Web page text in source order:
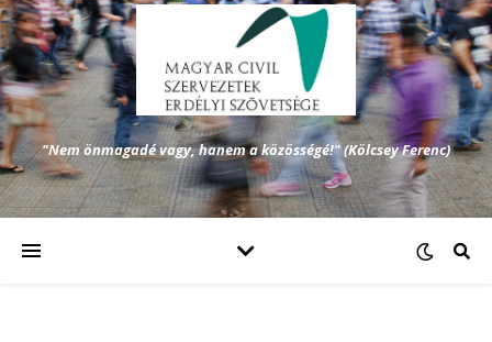
"Nem önmagadé vagy, hanem a közösségé!" (Kölcsey Ferenc)